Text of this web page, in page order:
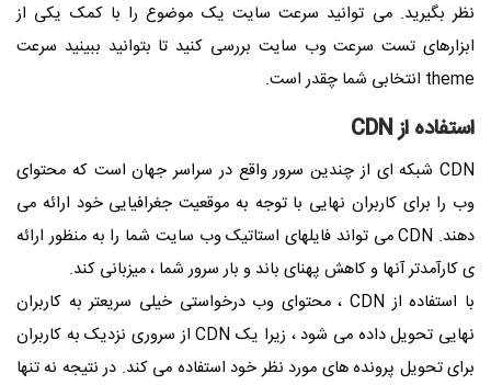
نظر بگیرید. می توانید سرعت سایت یک موضوع را با کمک یکی از
ابزارهای تست سرعت وب سایت بررسی کنید تا بتوانید ببینید سرعت
theme انتخابی شما چقدر است.
استفاده از CDN
CDN شبکه ای از چندین سرور واقع در سراسر جهان است که محتوای
وب را برای کاربران نهایی با توجه به موقعیت جغرافیایی خود ارائه می
دهند. CDNمی تواند فایلهای استاتیک وب سایت شما را به منظور ارائه
ی کارآمدتر آنها و کاهش پهنای باند و بار سرور شما ، میزبانی کند.
با استفاده از CDN، محتوای وب درخواستی خیلی سریعتر به کاربران
نهایی تحویل داده می شود ، زیرا یک CDNاز سروری نزدیک به کاربران
برای تحویل پرونده های مورد نظر خود استفاده می کند. در نتیجه نه تنها